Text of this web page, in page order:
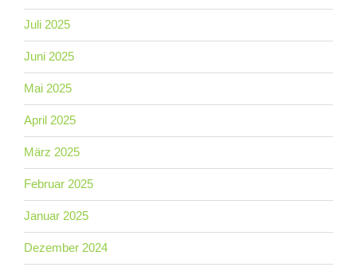
Juli 2025
Juni 2025
Mai 2025
April 2025
März 2025
Februar 2025
Januar 2025
Dezember 2024